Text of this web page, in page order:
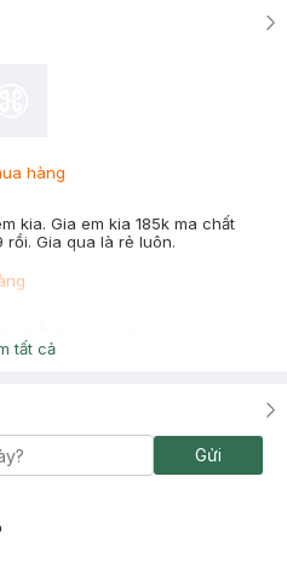
hàng
kia. Gia em kia 185k ma chất
Gia qua là rẻ luôn.
tất cả
Gửi